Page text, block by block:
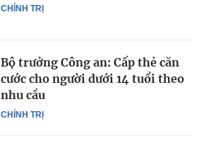
CHÍNH TRỊ
CHÍNH TRỊ
Bộ trưởng Công an: Cấp thẻ căn
cước cho người dưới 14 tuổi theo
nhu cầu